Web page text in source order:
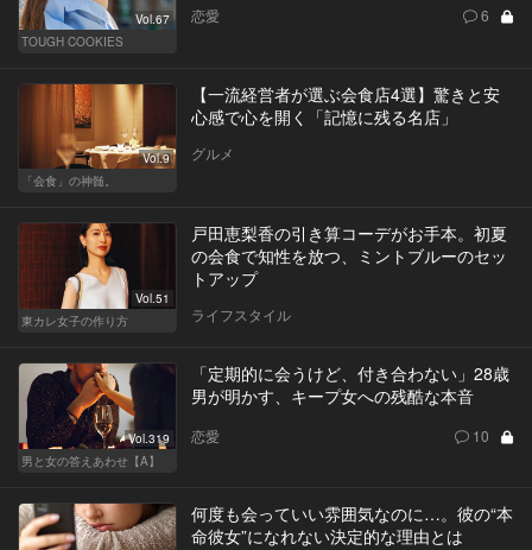
Vol.67
TOUGH COOKIES
恋愛 6
Vol.9
「会食」の神髄。
【一流経営者が選ぶ会食店4選】驚きと安
心感で心を開く「記憶に残る名店」
グルメ
Vol.51
東カレ女子の作り方
戸田恵梨香の引き算コーデがお手本。初夏
の会食で知性を放つ、ミントブルーのセッ
トアップ
ライフスタイル
Vol.319
男と女の答えあわせ【A】
「定期的に会うけど、付き合わない」28歳
男が明かす、キープ女への残酷な本音
恋愛 10
何度も会っていい雰囲気なのに…。彼の“本
命彼女”になれない決定的な理由とは